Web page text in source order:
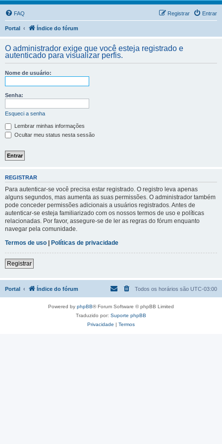
FAQ Entrar
Registrar
Portal Índice do fórum
O administrador exige que você esteja registrado e
autenticado para visualizar perfis.
Nome de usuário:
Senha:
Esqueci a senha
Lembrar minhas informações
Ocultar meu status nesta sessão
REGISTRAR
Para autenticar-se você precisa estar registrado. O registro leva apenas
alguns segundos, mas aumenta as suas permissões. O administrador também
pode conceder permissões adicionais a usuários registrados. Antes de
autenticar-se esteja familiarizado com os nossos termos de uso e políticas
relacionadas. Por favor, assegure-se de ler as regras do fórum enquanto
navegar pela comunidade.
Termos de uso | Políticas de privacidade
Registrar
Portal Índice do fórum Todos os horários são UTC-03:00
Powered by phpBB® Forum Software © phpBB Limited
Traduzido por: Suporte phpBB
Privacidade | Termos